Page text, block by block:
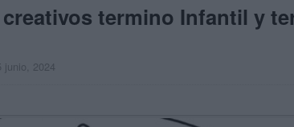
termino Infantil y
junio, 2024